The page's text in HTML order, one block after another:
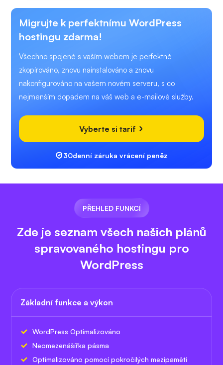
Migrujte k perfektnímu WordPress
hostingu zdarma!
Všechno spojené s vaším webem je perfektně
zkopírováno, znovu nainstalováno a znovu
nakonfigurováno na vašem novém serveru, s co
nejmenším dopadem na váš web a e-mailové služby.
Vyberte si tarif
30denní záruka vrácení peněz
PŘEHLED FUNKCÍ
Zde je seznam všech našich plánů
spravovaného hostingu pro
WordPress
Základní funkce a výkon
WordPress Optimalizováno
Neomezenášířka pásma
Optimalizováno pomocí pokročilých mezipamětí